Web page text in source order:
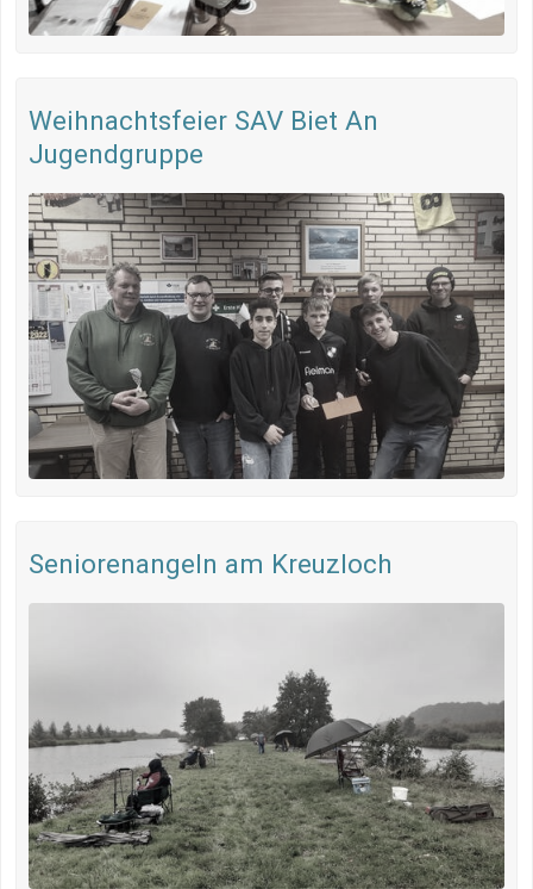
Weihnachtsfeier SAV Biet An
Jugendgruppe
Seniorenangeln am Kreuzloch